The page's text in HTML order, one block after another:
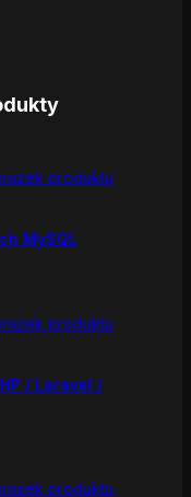
MySQL
/ Laravel /